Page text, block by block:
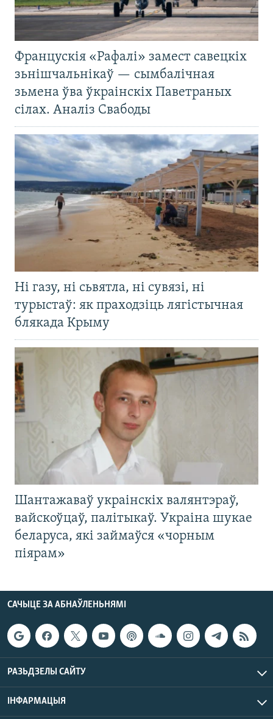
Францускія «Рафалі» замест савецкіх
зьнішчальнікаў — сымбалічная
зьмена ўва ўкраінскіх Паветраных
сілах. Аналіз Свабоды
Ні газу, ні сьвятла, ні сувязі, ні
турыстаў: як праходзіць лягістычная
блякада Крыму
Шантажаваў украінскіх валянтэраў,
вайскоўцаў, палітыкаў. Украіна шукае
беларуса, які займаўся «чорным
піярам»
САЧЫЦЕ ЗА АБНАЎЛЕНЬНЯМІ
РАЗЬДЗЕЛЫ САЙТУ
ІНФАРМАЦЫЯ